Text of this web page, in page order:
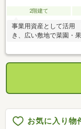
2階建て
事業用資産として活用
き、広い敷地で菜園・
お気に入り物